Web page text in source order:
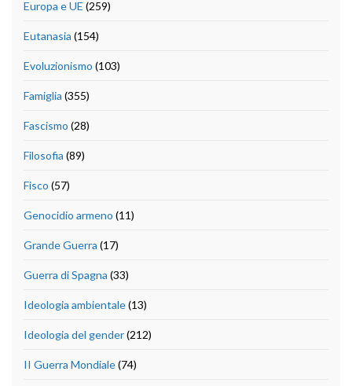
Europa e UE (259)
Eutanasia (154)
Evoluzionismo (103)
Famiglia (355)
Fascismo (28)
Filosofia (89)
Fisco (57)
Genocidio armeno (11)
Grande Guerra (17)
Guerra di Spagna (33)
Ideologia ambientale(13)
Ideologia del gender(212)
II Guerra Mondiale(74)